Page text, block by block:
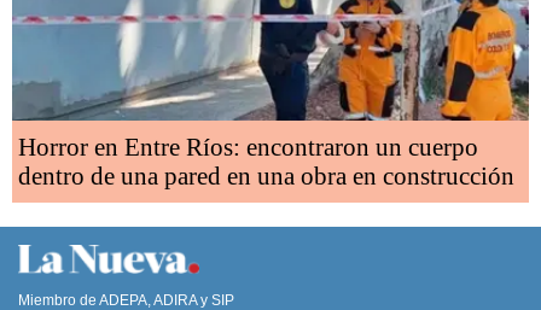
Horror en Entre Ríos: encontraron un cuerpo
dentro de una pared en una obra en construcción
Miembro de ADEPA, ADIRA y SIP